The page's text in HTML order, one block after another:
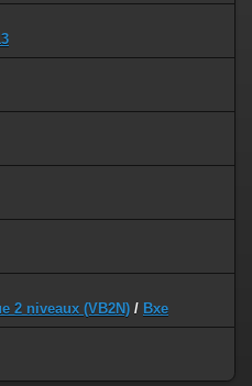
2 niveaux (VB2N) / Bxe